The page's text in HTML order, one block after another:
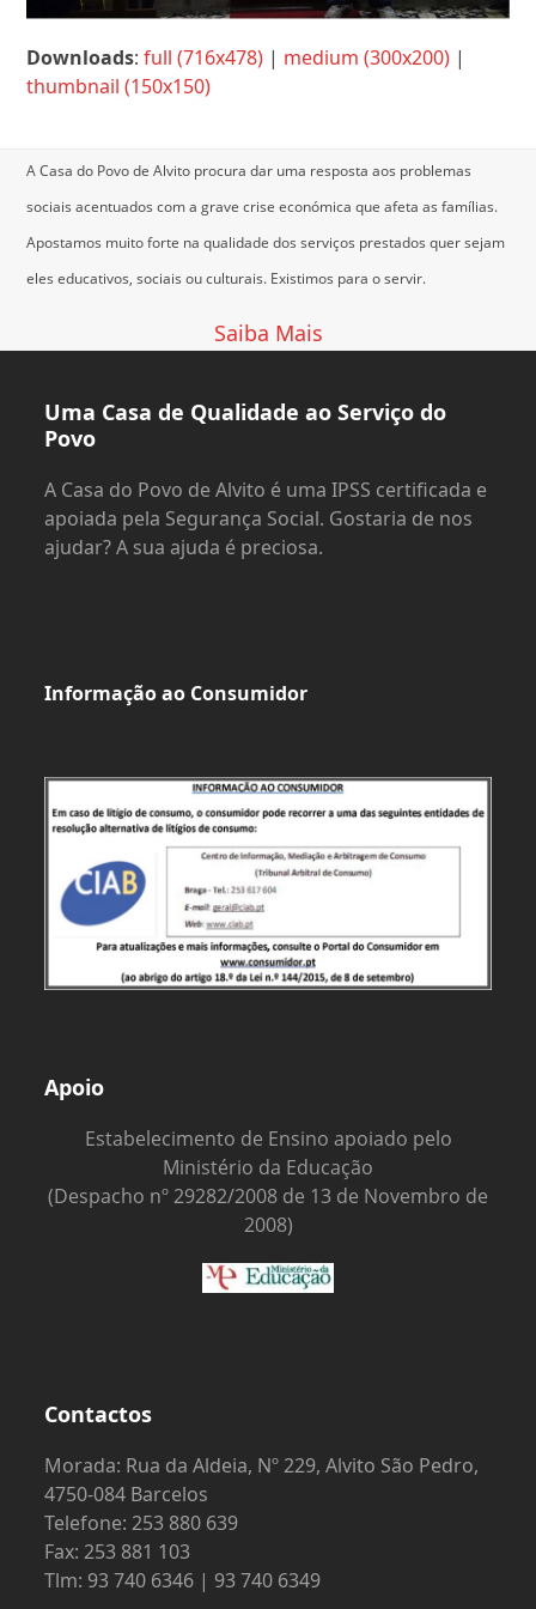
Downloads:full (716x478) | medium (300x200) |
thumbnail (150x150)
A Casa do Povo de Alvito procura dar uma resposta aos problemas
sociais acentuados com a grave crise económica que afeta as famílias.
Apostamos muito forte na qualidade dos serviços prestados quer sejam
eles educativos, sociais ou culturais. Existimos para o servir.
Saiba Mais
Uma Casa de Qualidade ao Serviço do
Povo
A Casa do Povo de Alvito é uma IPSS certificada e
apoiada pela Segurança Social. Gostaria de nos
ajudar? A sua ajuda é preciosa.
Informação ao Consumidor
Apoio
Estabelecimento de Ensino apoiado pelo
Ministério da Educação
(Despacho nº 29282/2008 de 13 de Novembro de
2008)
Contactos
Morada: Rua da Aldeia, Nº 229, Alvito São Pedro,
4750-084 Barcelos
Telefone: 253 880 639
Fax: 253 881 103
Tlm: 93 740 6346 | 93 740 6349